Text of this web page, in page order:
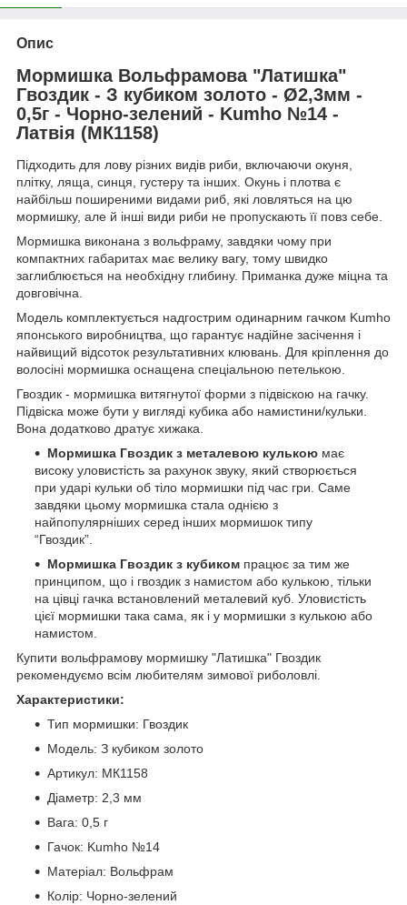
Опис
Мормишка Вольфрамова "Латишка"
Гвоздик - З кубиком золото - Ø2,3мм -
0,5г - Чорно-зелений - Kumho №14 -
Латвія (МК1158)
Підходить для лову різних видів риби, включаючи окуня,
плітку, ляща, синця, густеру та інших. Окунь і плотва є
найбільш поширеними видами риб, які ловляться на цю
мормишку, але й інші види риби не пропускають її повз себе.
Мормишка виконана з вольфраму, завдяки чому при
компактних габаритах має велику вагу, тому швидко
заглиблюється на необхідну глибину. Приманка дуже міцна та
довговічна.
Модель комплектується надгострим одинарним гачком Kumho
японського виробництва, що гарантує надійне засічення і
найвищий відсоток результативних клювань. Для кріплення до
волосіні мормишка оснащена спеціальною петелькою.
Гвоздик - мормишка витягнутої форми з підвіскою на гачку.
Підвіска може бути у вигляді кубика або намистини/кульки.
Вона додатково дратує хижака.
Мормишка Гвоздик з металевою кулькою має
високу уловистість за рахунок звуку, який створюється
при ударі кульки об тіло мормишки під час гри. Саме
завдяки цьому мормишка стала однією з
найпопулярніших серед інших мормишок типу
“Гвоздик”.
Мормишка Гвоздик з кубиком працює за тим же
принципом, що і гвоздик з намистом або кулькою, тільки
на цівці гачка встановлений металевий куб. Уловистість
цієї мормишки така сама, як і у мормишки з кулькою або
намистом.
Купити вольфрамову мормишку "Латишка" Гвоздик
рекомендуємо всім любителям зимової риболовлі.
Характеристики:
Тип мормишки: Гвоздик
Модель: З кубиком золото
Артикул: МК1158
Діаметр: 2,3 мм
Вага: 0,5 г
Гачок: Kumho №14
Матеріал: Вольфрам
Колір: Чорно-зелений